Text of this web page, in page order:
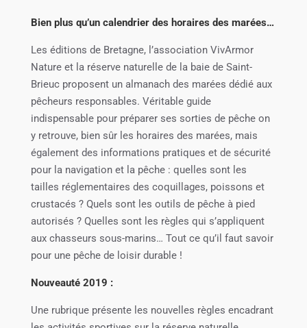
Bien plus qu’un calendrier des horaires des marées…
Les éditions de Bretagne, l’association VivArmor
Nature et la réserve naturelle de la baie de Saint-
Brieuc proposent un almanach des marées dédié aux
pêcheurs responsables. Véritable guide
indispensable pour préparer ses sorties de pêche on
y retrouve, bien sûr les horaires des marées, mais
également des informations pratiques et de sécurité
pour la navigation et la pêche : quelles sont les
tailles réglementaires des coquillages, poissons et
crustacés ? Quels sont les outils de pêche à pied
autorisés ? Quelles sont les règles qui s’appliquent
aux chasseurs sous-marins… Tout ce qu’il faut savoir
pour une pêche de loisir durable !
Nouveauté 2019 :
Une rubrique présente les nouvelles règles encadrant